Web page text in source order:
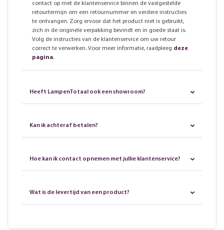
contact op met de klantenservice binnen de vastgestelde
retourtermijn om een retournummer en verdere instructies
te ontvangen. Zorg ervoor dat het product niet is gebruikt,
zich in de originele verpakking bevindt en in goede staat is.
Volg de instructies van de klantenservice om uw retour
correct te verwerken. Voor meer informatie, raadpleeg deze
pagina.
Heeft LampenTotaal ook een showroom?
Kan ik achteraf betalen?
Hoe kan ik contact opnemen met jullie klantenservice?
Wat is de levertijd van een product?